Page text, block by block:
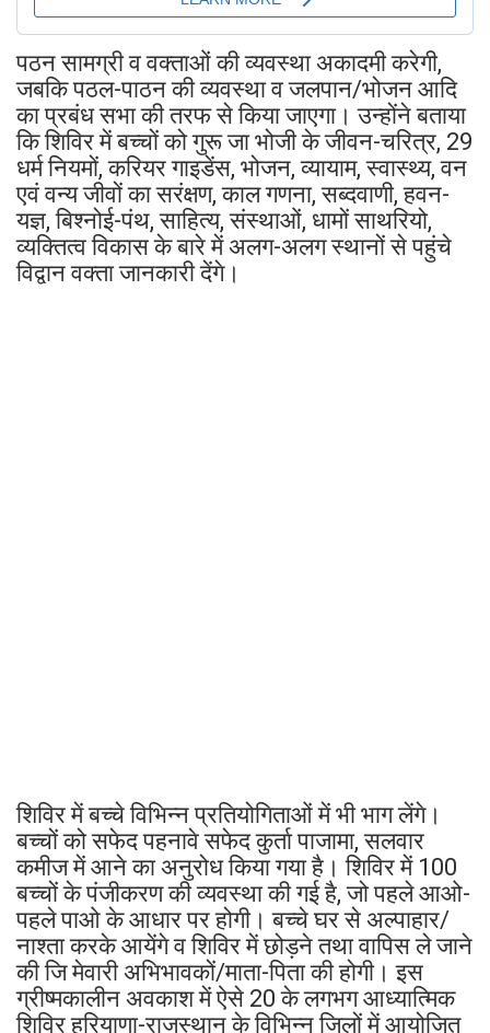
पठन सामग्री व वक्ताओं की व्यवस्था अकादमी करेगी,
जबकि पठल-पाठन की व्यवस्था व जलपान/भोजन आदि
का प्रबंध सभा की तरफ से किया जाएगा। उन्होंने बताया
कि शिविर में बच्चों को गुरू जा भोजी के जीवन-चरित्र, 29
धर्म नियमों, करियर गाइडेंस, भोजन, व्यायाम, स्वास्थ्य, वन
एवं वन्य जीवों का सरंक्षण, काल गणना, सब्दवाणी, हवन-
यज्ञ, बिश्नोई-पंथ, साहित्य, संस्थाओं, धामों साथरियो,
व्यक्तित्व विकास के बारे में अलग-अलग स्थानों से पहुंचे
विद्वान वक्ता जानकारी देंगे।
शिविर में बच्चे विभिन्न प्रतियोगिताओं में भी भाग लेंगे।
बच्चों को सफेद पहनावे सफेद कुर्ता पाजामा, सलवार
कमीज में आने का अनुरोध किया गया है। शिविर में 100
बच्चों के पंजीकरण की व्यवस्था की गई है, जो पहले आओ-
पहले पाओ के आधार पर होगी। बच्चे घर से अल्पाहार/
नाश्ता करके आयेंगे व शिविर में छोड़ने तथा वापिस ले जाने
की जि मेवारी अभिभावकों/माता-पिता की होगी। इस
ग्रीष्मकालीन अवकाश में ऐसे 20 के लगभग आध्यात्मिक
शिविर हरियाणा-राजस्थान के विभिन्न जिलों में आयोजित